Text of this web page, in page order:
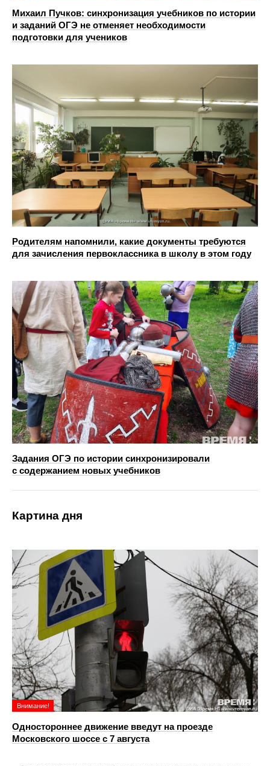
Михаил Пучков: cинхронизация учебников по истории
и заданий ОГЭ не отменяет необходимости
подготовки для учеников
Родителям напомнили, какие документы требуются
для зачисления первоклассника в школу в этом году
Задания ОГЭ по истории синхронизировали
с содержанием новых учебников
Картина дня
Внимание!
Одностороннее движение введут на проезде
Московского шоссе с 7 августа